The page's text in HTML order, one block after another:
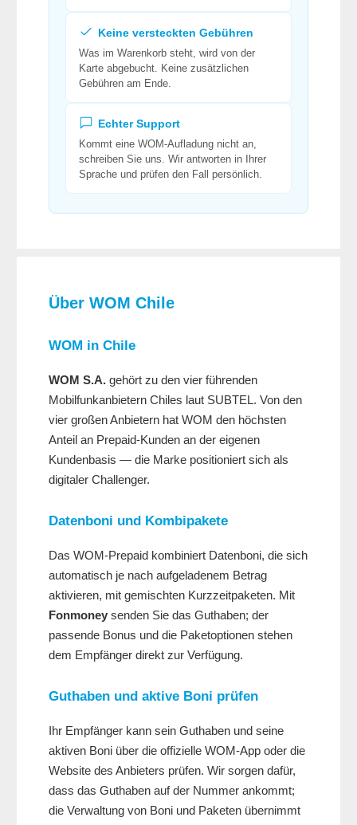
Keine versteckten Gebühren
Was im Warenkorb steht, wird von der
Karte abgebucht. Keine zusätzlichen
Gebühren am Ende.
Echter Support
Kommt eine WOM-Aufladung nicht an,
schreiben Sie uns. Wir antworten in Ihrer
Sprache und prüfen den Fall persönlich.
Über WOM Chile
WOM in Chile
WOM S.A. gehört zu den vier führenden
Mobilfunkanbietern Chiles laut SUBTEL. Von den
vier großen Anbietern hat WOM den höchsten
Anteil an Prepaid-Kunden an der eigenen
Kundenbasis — die Marke positioniert sich als
digitaler Challenger.
Datenboni und Kombipakete
Das WOM-Prepaid kombiniert Datenboni, die sich
automatisch je nach aufgeladenem Betrag
aktivieren, mit gemischten Kurzzeitpaketen. Mit
Fonmoney senden Sie das Guthaben; der
passende Bonus und die Paketoptionen stehen
dem Empfänger direkt zur Verfügung.
Guthaben und aktive Boni prüfen
Ihr Empfänger kann sein Guthaben und seine
aktiven Boni über die offizielle WOM-App oder die
Website des Anbieters prüfen. Wir sorgen dafür,
dass das Guthaben auf der Nummer ankommt;
die Verwaltung von Boni und Paketen übernimmt